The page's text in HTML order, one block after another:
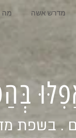
מה מדרש אשה
. בשפת